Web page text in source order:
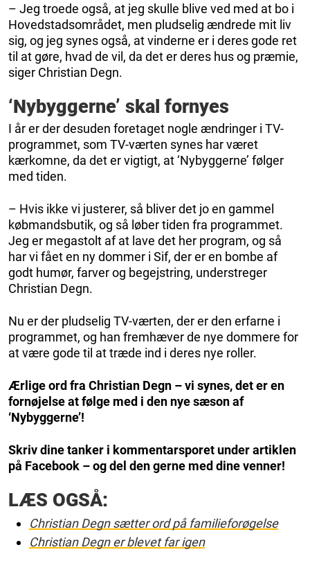
– Jeg troede også, at jeg skulle blive ved med at bo i
Hovedstadsområdet, men pludselig ændrede mit liv
sig, og jeg synes også, at vinderne er i deres gode ret
til at gøre, hvad de vil, da det er deres hus og præmie,
siger Christian Degn.
‘Nybyggerne’ skal fornyes
I år er der desuden foretaget nogle ændringer i TV-
programmet, som TV-værten synes har været
kærkomne, da det er vigtigt, at ‘Nybyggerne’ følger
med tiden.
– Hvis ikke vi justerer, så bliver det jo en gammel
købmandsbutik, og så løber tiden fra programmet.
Jeg er megastolt af at lave det her program, og så
har vi fået en ny dommer i Sif, der er en bombe af
godt humør, farver og begejstring, understreger
Christian Degn.
Nu er der pludselig TV-værten, der er den erfarne i
programmet, og han fremhæver de nye dommere for
at være gode til at træde ind i deres nye roller.
Ærlige ord fra Christian Degn – vi synes, det er en
fornøjelse at følge med i den nye sæson af
‘Nybyggerne’!
Skriv dine tanker i kommentarsporet under artiklen
på Facebook – og del den gerne med dine venner!
LÆS OGSÅ:
Christian Degn sætter ord på familieforøgelse
Christian Degn er blevet far igen